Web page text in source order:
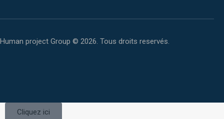
Human project Group © 2026. Tous droits reservés.
Cliquez ici